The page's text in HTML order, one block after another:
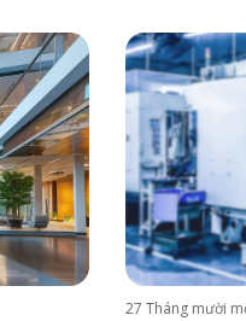
27 Tháng mười